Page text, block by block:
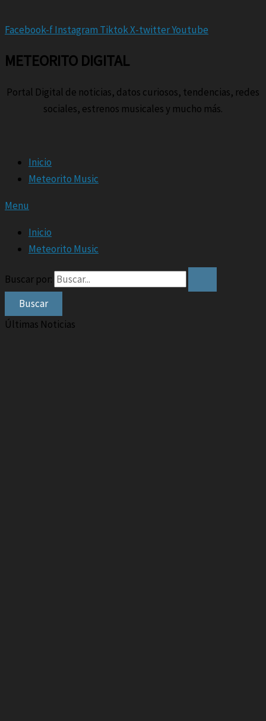
Facebook-fInstagram TiktokX-twitterYoutube
METEORITO DIGITAL
Portal Digital de noticias, datos curiosos, tendencias, redes
sociales, estrenos musicales y mucho más.
Inicio
Meteorito Music
Menu
Inicio
Meteorito Music
Buscar por:
Últimas Noticias